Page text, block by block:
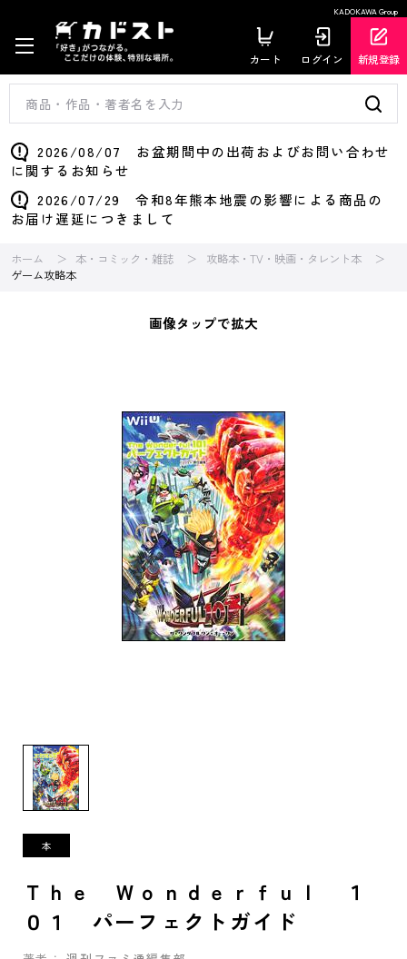
KADOKAWA Group
カート ログイン 新規登録
2026/08/07 お盆期間中の出荷およびお問い合わせ
に関するお知らせ
2026/07/29 令和8年熊本地震の影響による商品の
お届け遅延につきまして
ホーム 本・コミック・雑誌
攻略本・TV・映画・タレント本
ゲーム攻略本
画像タップで拡大
Ｔｈｅ Ｗｏｎｄｅｒｆｕｌ １
０１ パーフェクトガイド